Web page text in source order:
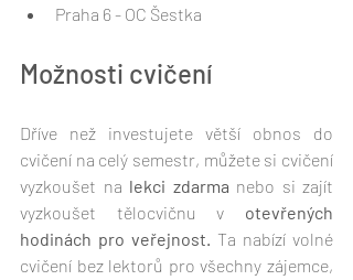
Praha 6 - OC Šestka
Možnosti cvičení
Dříve než investujete větší obnos do
cvičení na celý semestr, můžete si cvičení
vyzkoušet na lekci zdarma nebo si zajít
vyzkoušet tělocvičnu v otevřených
hodinách pro veřejnost. Ta nabízí volné
cvičení bez lektorů pro všechny zájemce,